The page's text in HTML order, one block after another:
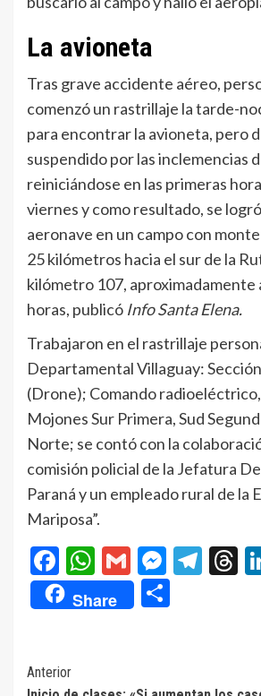
La avioneta
Tras grave accidente aéreo,
comenzó un rastrillaje la tarde-
para encontrar la avioneta, pero
suspendido por las inclemencias
reiniciándose en las primeras
viernes y como resultado, se
aeronave en un campo con
25 kilómetros hacia el sur de la
kilómetro 107, aproximadamente
horas, publicó Info Santa Elena.
Trabajaron en el rastrillaje
Departamental Villaguay:
(Drone); Comando
Mojones Sur Primera, Sud
Norte; se contó con la
comisión policial de la Jefatura
Paraná y un empleado rural de la
Mariposa”.
Facebook
WhatsApp
Gmail
Share
Navegación
Anterior